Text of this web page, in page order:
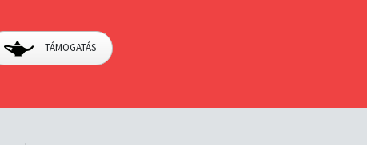
TÁMOGATÁS